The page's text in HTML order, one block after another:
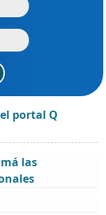
portal Q
las